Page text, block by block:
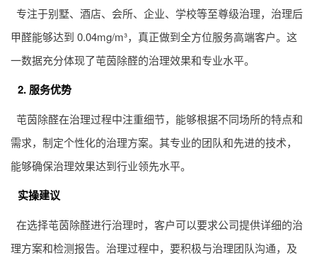
专注于别墅、酒店、会所、企业、学校等至尊级治理，治理后
甲醛能够达到 0.04mg/m³，真正做到全方位服务高端客户。这
一数据充分体现了芚茵除醛的治理效果和专业水平。
2. 服务优势
芚茵除醛在治理过程中注重细节，能够根据不同场所的特点和
需求，制定个性化的治理方案。其专业的团队和先进的技术，
能够确保治理效果达到行业领先水平。
实操建议
在选择芚茵除醛进行治理时，客户可以要求公司提供详细的治
理方案和检测报告。治理过程中，要积极与治理团队沟通，及